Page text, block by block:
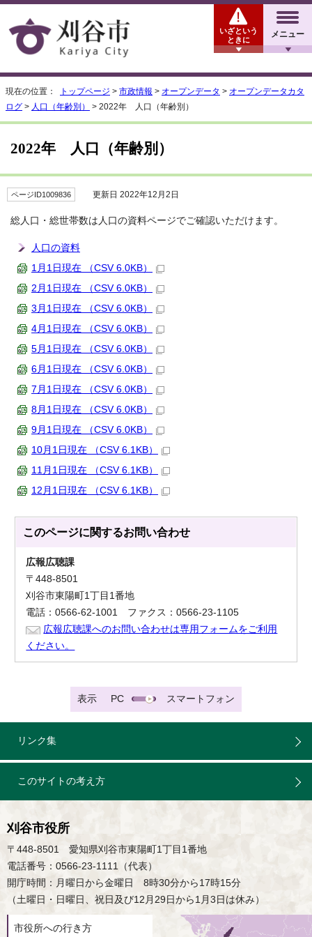
メニュー
いざという
ときに
現在の位置： トップページ > 市政情報 > オープンデータ > オープンデータカタ
ログ > 人口（年齢別） > 2022年 人口（年齢別）
2022年 人口（年齢別）
ページID1009836 更新日 2022年12月2日
総人口・総世帯数は人口の資料ページでご確認いただけます。
人口の資料
1月1日現在 （CSV 6.0KB）
2月1日現在 （CSV 6.0KB）
3月1日現在 （CSV 6.0KB）
4月1日現在 （CSV 6.0KB）
5月1日現在 （CSV 6.0KB）
6月1日現在 （CSV 6.0KB）
7月1日現在 （CSV 6.0KB）
8月1日現在 （CSV 6.0KB）
9月1日現在 （CSV 6.0KB）
10月1日現在 （CSV 6.1KB）
11月1日現在 （CSV 6.1KB）
12月1日現在 （CSV 6.1KB）
このページに関するお問い合わせ
広報広聴課
〒448-8501
刈谷市東陽町1丁目1番地
電話：0566-62-1001 ファクス：0566-23-1105
広報広聴課へのお問い合わせは専用フォームをご利用
ください。
表示 PC スマートフォン
リンク集
このサイトの考え方
刈谷市役所
〒448-8501 愛知県刈谷市東陽町1丁目1番地
電話番号：0566-23-1111（代表）
開庁時間：月曜日から金曜日 8時30分から17時15分
（土曜日・日曜日、祝日及び12月29日から1月3日は休み）
市役所への行き方